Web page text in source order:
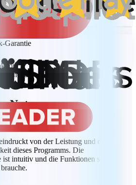
Garantie
needs?
Nutzer
von der Leistung und der
dieses Programms. Die
ist intuitiv und die Funktionen sind
brauche.